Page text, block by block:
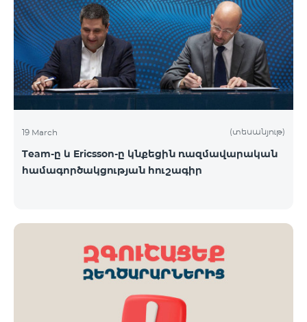
19 March (տեսանյութ)
Team-ը և Ericsson-ը կնքեցին ռազմավարական
համագործակցության հուշագիր